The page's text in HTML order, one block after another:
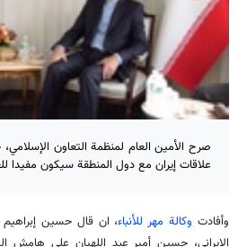
صرح الأمين العام لمنظمة التعاون
علاقات إيران مع دول المنطقة سيكون مفيدا
وأفادت وكالة مهر للأنباء، ان قال حسين إبراهيم